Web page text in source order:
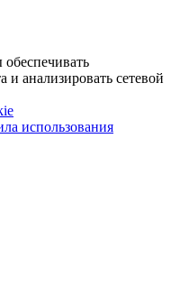
и анализировать сетевой
использования